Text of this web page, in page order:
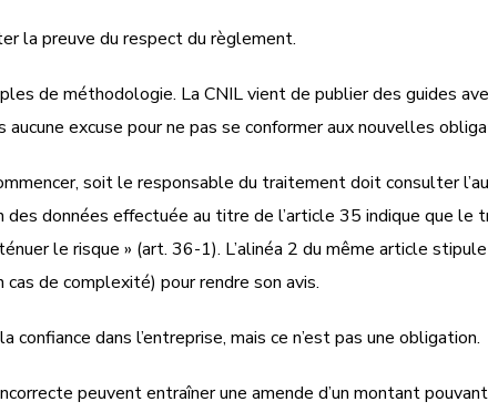
la preuve du respect du règlement.
de méthodologie. La CNIL vient de publier des guides
aucune excuse pour ne pas se conformer aux nouvelles
soit le responsable du traitement doit consulter
données effectuée au titre de l’article 35 indique que
le risque » (art. 36-1). L’alinéa 2 du même article
de complexité) pour rendre son avis.
dans l’entreprise, mais ce n’est pas une obligation.
peuvent entraîner une amende d’un montant